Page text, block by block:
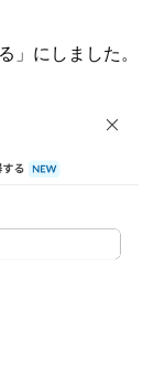
にしました。